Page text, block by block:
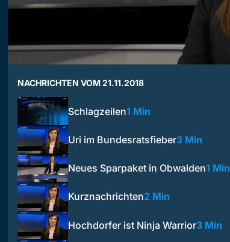
NACHRICHTEN VOM 21.11.2018
Schlagzeilen1 Min
Uri im Bundesratsfieber3 Min
Neues Sparpaket in Obwalden1 Min
Kurznachrichten2 Min
Hochdorfer ist Ninja Warrior3 Min